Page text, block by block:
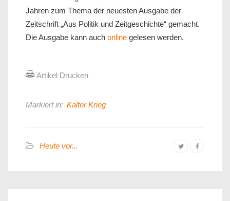
Jahren zum Thema der neuesten Ausgabe der
Zeitschrift „Aus Politik und Zeitgeschichte“ gemacht.
Die Ausgabe kann auch online gelesen werden.
Artikel Drucken
Markiert in: Kalter Krieg
Heute vor...